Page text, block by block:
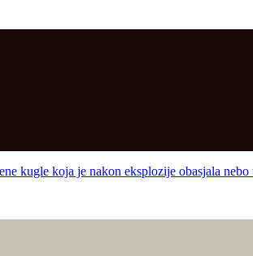
koja je nakon eksplozije obasjala